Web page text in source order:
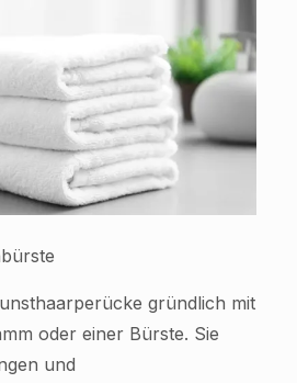
gründlich mit
oder einer Bürste. Sie
und